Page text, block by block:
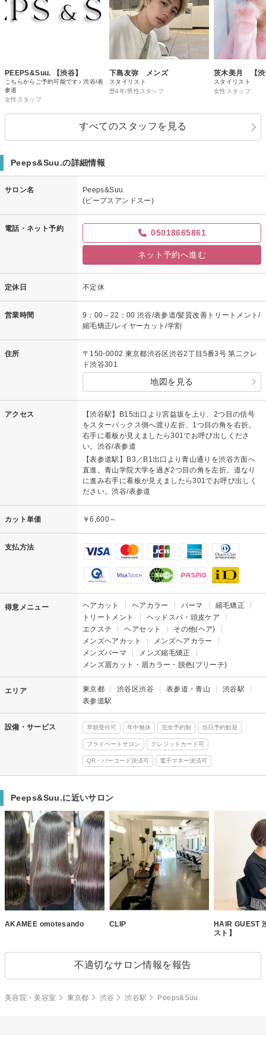
PEEPS&Suu. 【渋谷】
こちらからご予約可能です♪ 渋谷/表
参道
女性スタッフ
下島友弥 メンズ
スタイリスト
歴4年/男性スタッフ
茨木美月 【渋
スタイリスト
女性スタッフ
すべてのスタッフを見る
Peeps&Suu.の詳細情報
サロン名
Peeps&Suu.
(ピープスアンドスー)
電話・ネット予約 05018665861
ネット予約へ進む
定休日 不定休
営業時間
9：00～22：00 渋谷/表参道/髪質改善トリートメント/
縮毛矯正/レイヤーカット/学割
住所
〒150-0002 東京都渋谷区渋谷2丁目5番3号 第二クレ
ド渋谷301
地図を見る
アクセス
【渋谷駅】B15出口より宮益坂を上り、2つ目の信号
をスターバックス側へ渡り左折、1つ目の角を右折。
右手に看板が見えましたら301でお呼び出しくださ
い。渋谷/表参道
【表参道駅】B3／B1出口より青山通りを渋谷方面へ
直進。青山学院大学を過ぎ2つ目の角を左折。道なり
に進み右手に看板が見えましたら301でお呼び出しく
ださい。渋谷/表参道
カット単価 ￥6,600～
支払方法
得意メニュー ヘアカット ヘアカラー パーマ
縮毛矯正
トリートメント
ヘッドスパ・頭皮ケア
エクステ
ヘアセット
その他(ヘア)
メンズヘアカット
メンズヘアカラー
メンズパーマ
メンズ縮毛矯正
メンズ眉カット・眉カラー・脱色(ブリーチ)
エリア 東京都 渋谷区渋谷 表参道・青山
渋谷駅
表参道駅
設備・サービス 早朝受付可 年中無休 完全予約制 当日予約歓迎
プライベートサロン クレジットカード可
QR・バーコード決済可 電子マネー決済可
Peeps&Suu.に近いサロン
AKAMEE omotesando CLIP
HAIR GUEST
スト】
不適切なサロン情報を報告
美容院・美容室 東京都 渋谷 渋谷駅 Peeps&Suu.